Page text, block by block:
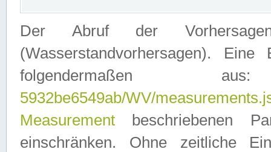
Der Abruf der
(Wasserstandvorhersagen).
folgendermaßen
5932be6549ab/WV/
Measurement beschriebenen
einschränken. Ohne zeitliche